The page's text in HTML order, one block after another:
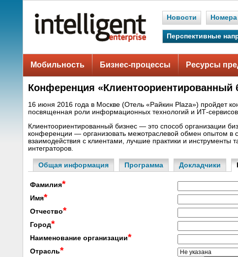
Новости Номера
Перспективные
Мобильность Бизнес-процессы Ресурсы
Конференция
16 июня 2016 года в Москве (Отель «Райкин Plaza») пройдет
посвященная роли информационных технологий и ИТ-
Клиентоориентированный бизнес — это способ организации
конференции — организовать межотраслевой обмен опытом в
взаимодействия с клиентами, лучшие практики и
интеграторов.
Общая информация Программа Докладчики
Фамилия*
Имя*
Отчество*
Город*
Наименование организации*
Отрасль*